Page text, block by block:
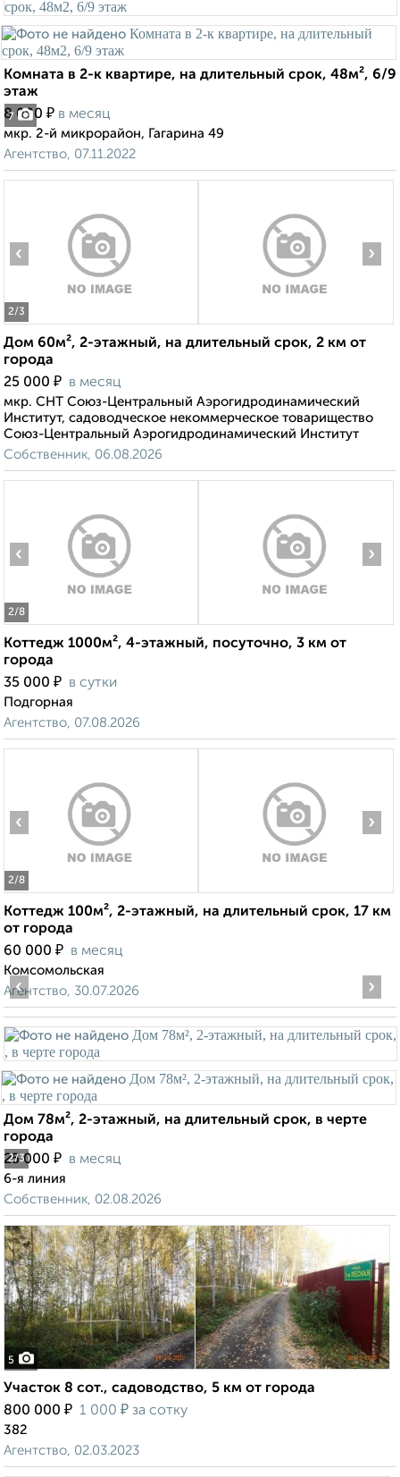
7
Комната в 2-к квартире, на длительный срок, 48м², 6/9
этаж
8 000 ₽ в месяц
мкр. 2-й микрорайон, Гагарина 49
Агентство, 07.11.2022
2/3
‹ ›
Дом 60м², 2-этажный, на длительный срок, 2 км от
города
25 000 ₽ в месяц
мкр. СНТ Союз-Центральный Аэрогидродинамический
Институт, садоводческое некоммерческое товарищество
Союз-Центральный Аэрогидродинамический Институт
Собственник, 06.08.2026
2/8
‹ ›
Коттедж 1000м², 4-этажный, посуточно, 3 км от
города
35 000 ₽ в сутки
Подгорная
Агентство, 07.08.2026
2/8
‹ ›
Коттедж 100м², 2-этажный, на длительный срок, 17 км
от города
60 000 ₽ в месяц
Комсомольская
Агентство, 30.07.2026
2/3
‹ ›
Дом 78м², 2-этажный, на длительный срок, в черте
города
25 000 ₽ в месяц
6-я линия
Собственник, 02.08.2026
5
Участок 8 сот., садоводство, 5 км от города
800 000 ₽ 1 000 ₽ за сотку
382
Агентство, 02.03.2023